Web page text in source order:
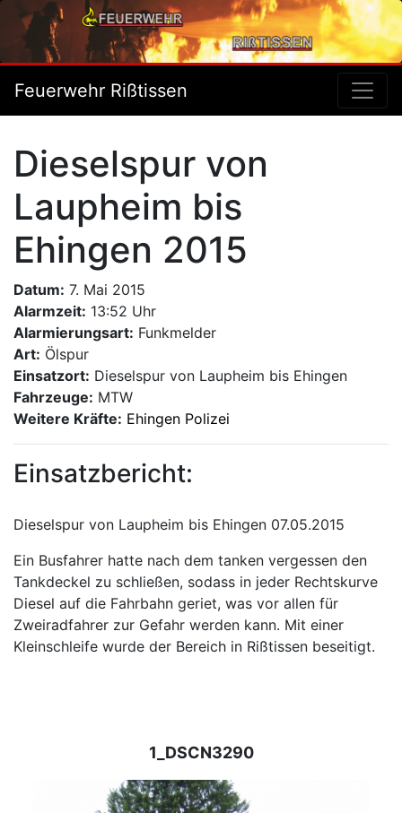
Feuerwehr Rißtissen
Dieselspur von
Laupheim bis
Ehingen 2015
Datum: 7. Mai 2015
Alarmzeit: 13:52 Uhr
Alarmierungsart: Funkmelder
Art: Ölspur
Einsatzort: Dieselspur von Laupheim bis Ehingen
Fahrzeuge: MTW
Weitere Kräfte: Ehingen Polizei
Einsatzbericht:
Dieselspur von Laupheim bis Ehingen 07.05.2015
Ein Busfahrer hatte nach dem tanken vergessen den
Tankdeckel zu schließen, sodass in jeder Rechtskurve
Diesel auf die Fahrbahn geriet, was vor allen für
Zweiradfahrer zur Gefahr werden kann. Mit einer
Kleinschleife wurde der Bereich in Rißtissen beseitigt.
1_DSCN3290